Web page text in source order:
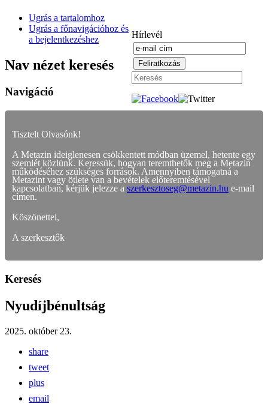
Hírlevél
Ugrás a tartalomhoz
Ugrás a főnavigációhoz és
a bejelentkezéshez
Nav nézet keresés
Navigáció
Tisztelt Olvasónk!
A Metazin ideiglenesen csökkentett módban üzemel, hetente egy
szemlét közlünk. Keressük, hogyan teremthetők meg a Metazin
működéséhez szükséges források. Amennyiben támogatná a
Metazint vagy ötlete van a bevételek előteremtésével
kapcsolatban, kérjük jelezze a szerkesztoseg@metazin.hu e-mail
címen.
Köszönettel,
A szerkesztők
Keresés
Nyudíjbénultság
2025. október 23.
share
tweet
plus
email